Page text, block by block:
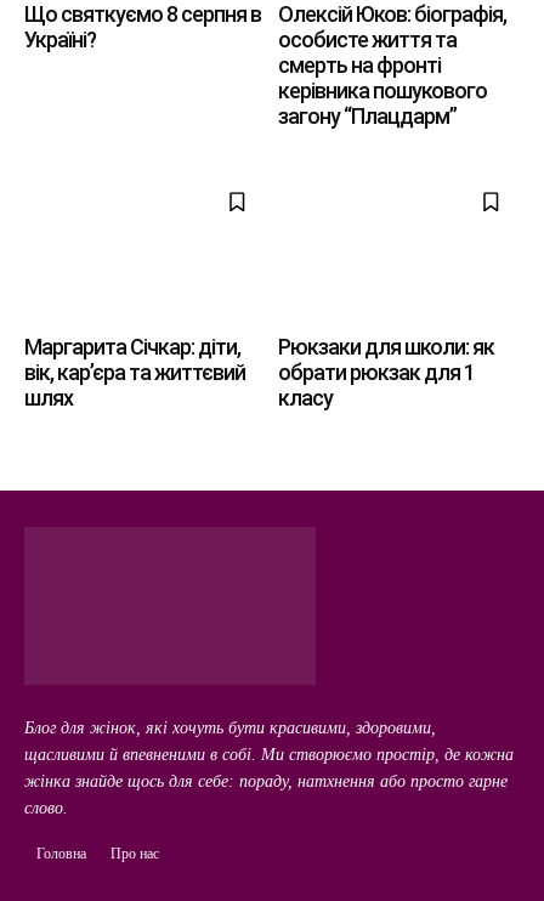
Що святкуємо 8 серпня в
Україні?
Олексій Юков: біографія,
особисте життя та
смерть на фронті
керівника пошукового
загону “Плацдарм”
Маргарита Січкар: діти,
вік, кар’єра та життєвий
шлях
Рюкзаки для школи: як
обрати рюкзак для 1
класу
Блог для жінок, які хочуть бути красивими, здоровими,
щасливими й впевненими в собі. Ми створюємо простір, де кожна
жінка знайде щось для себе: пораду, натхнення або просто гарне
слово.
Головна Про нас